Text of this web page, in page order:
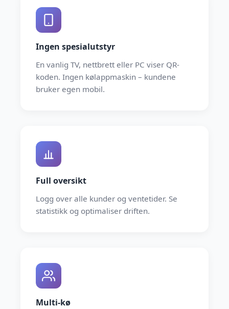
Ingen spesialutstyr
En vanlig TV, nettbrett eller PC viser QR-
koden. Ingen kølappmaskin – kundene
bruker egen mobil.
Full oversikt
Logg over alle kunder og ventetider. Se
statistikk og optimaliser driften.
Multi-kø